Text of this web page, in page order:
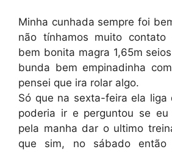
Minha cunhada sempre foi
não tínhamos muito contato
bem bonita magra 1,65m
bunda bem empinadinha
pensei que ira rolar algo.
Só que na sexta-feira ela liga
poderia ir e perguntou se
pela manha dar o ultimo
que sim, no sábado então